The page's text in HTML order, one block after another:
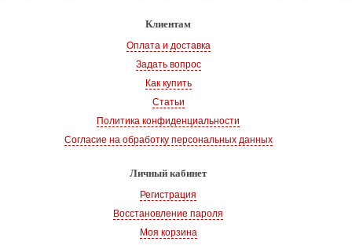
Клиентам
Оплата и доставка
Задать вопрос
Как купить
Статьи
Политика конфиденциальности
Согласие на обработку персональных данных
Личный кабинет
Регистрация
Восстановление пароля
Моя корзина